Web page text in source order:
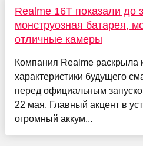
Realme 16T показали до
монструозная батарея,
отличные камеры
Компания Realme раскрыла
характеристики будущего
перед официальным
22 мая. Главный акцент в
огромный аккум...